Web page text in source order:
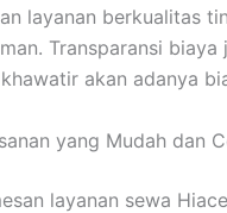
layanan berkualitas
Transparansi
akan adanya
yang Mudah dan
layanan sewa